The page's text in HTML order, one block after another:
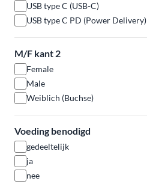
USB type C (USB-C)
USB type C PD (Power Delivery)
M/F kant 2
Female
Male
Weiblich (Buchse)
Voeding benodigd
gedeeltelijk
ja
nee